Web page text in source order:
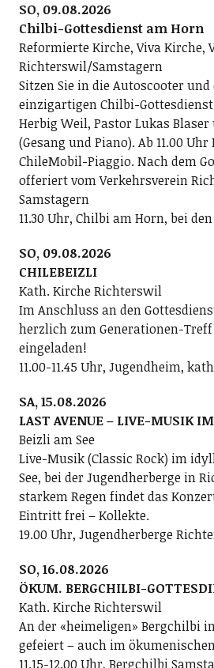
SO, 09.08.2026
Chilbi-Gottesdienst am Horn
Reformierte Kirche, Viva Kirche,
Richterswil/Samstagern
Sitzen Sie in die Autoscooter und
einzigartigen Chilbi-
Herbig Weil, Pastor Lukas Blaser
(Gesang und Piano). Ab 11.00
ChileMobil-Piaggio. Nach dem
offeriert vom Verkehrsverein
Samstagern
11.30 Uhr, Chilbi am Horn, bei
SO, 09.08.2026
CHILEBEIZLI
Kath. Kirche Richterswil
Im Anschluss an den
herzlich zum Generationen-
eingeladen!
11.00-11.45 Uhr, Jugendheim,
SA, 15.08.2026
LAST AVENUE – LIVE-MUSIK
Beizli am See
Live-Musik (Classic Rock) im
See, bei der Jugendherberge in
starkem Regen findet das
Eintritt frei – Kollekte.
19.00 Uhr, Jugendherberge
SO, 16.08.2026
ÖKUM. BERGCHILBI-
Kath. Kirche Richterswil
An der «heimeligen» Bergchilbi
gefeiert – auch im
11.15-12.00 Uhr, Bergchilbi